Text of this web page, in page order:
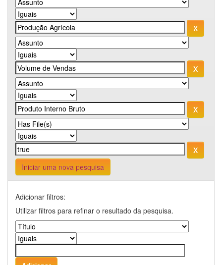
Iniciar uma nova pesquisa
Adicionar filtros:
Utilizar filtros para refinar o resultado da pesquisa.